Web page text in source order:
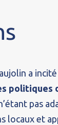
a
politiques
pas
locaux et